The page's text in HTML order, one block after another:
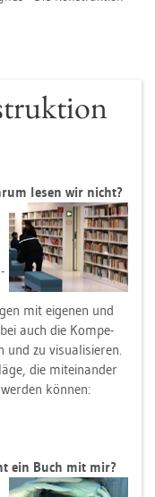
lesen wir nicht?
mit ei­ge­nen und
auch die Kom­pe­
und zu vi­sua­li­sie­ren.
die mit­ein­an­der
kön­nen:
ein Buch mit mir?